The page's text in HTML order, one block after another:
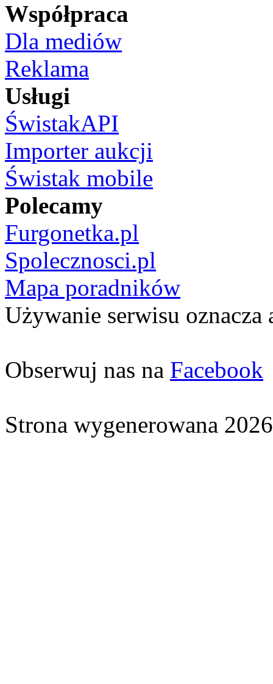
Współpraca
Dla mediów
Reklama
Usługi
ŚwistakAPI
Importer aukcji
Świstak mobile
Polecamy
Furgonetka.pl
Spolecznosci.pl
Mapa poradników
Używanie serwisu oznacza
Obserwuj nas na Facebook
Strona wygenerowana